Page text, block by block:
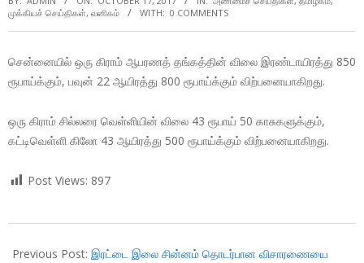
முக்கியச் செய்திகள், வனிகம் WITH: 0 COMMENTS
சென்னையில் ஒரு கிராம் ஆபரணத் தங்கத்தின் விலை இரண்டாயிரத்து 850
ரூபாய்க்கும், பவுன் 22 ஆயிரத்து 800 ரூபாய்க்கும் விற்பனையாகிறது.
ஒரு கிராம் சில்லரை வெள்ளியின் விலை 43 ரூபாய் 50 காசுகளுக்கும்,
கட்டிவெள்ளி கிலோ 43 ஆயிரத்து 500 ரூபாய்க்கும் விற்பனையாகிறது.
Post Views: 897
10-
Previous Post: இரட்டை இலை சின்னம் தொடர்பான விசாரணையை